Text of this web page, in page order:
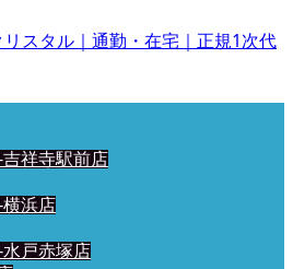
祥寺駅前店
浜店
戸赤塚店